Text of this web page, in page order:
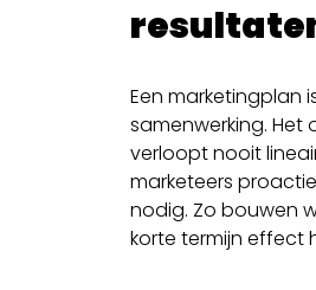
Een marketingplan
samenwerking.
verloopt nooit
marketeers
nodig. Zo bouwen
korte termijn effect